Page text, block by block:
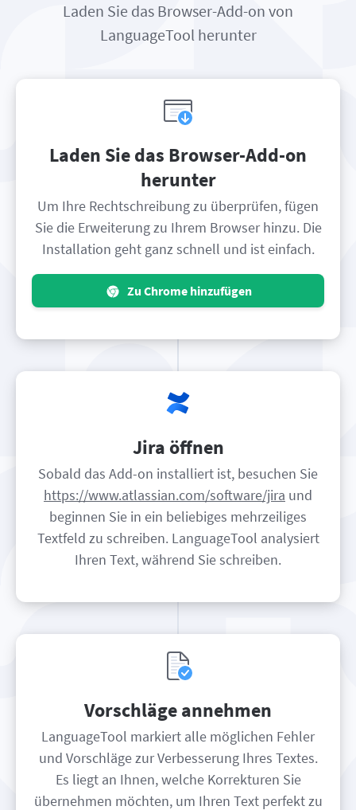
Laden Sie das Browser-Add-on von
LanguageTool herunter
Laden Sie das Browser-Add-on
herunter
Um Ihre Rechtschreibung zu überprüfen, fügen
Sie die Erweiterung zu Ihrem Browser hinzu. Die
Installation geht ganz schnell und ist einfach.
Zu Chrome hinzufügen
Jira öffnen
Sobald das Add-on installiert ist, besuchen Sie
https://www.atlassian.com/software/jira und
beginnen Sie in ein beliebiges mehrzeiliges
Textfeld zu schreiben. LanguageTool analysiert
Ihren Text, während Sie schreiben.
Vorschläge annehmen
LanguageTool markiert alle möglichen Fehler
und Vorschläge zur Verbesserung Ihres Textes.
Es liegt an Ihnen, welche Korrekturen Sie
übernehmen möchten, um Ihren Text perfekt zu